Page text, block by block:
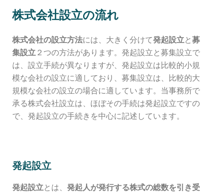
株式会社設立の流れ
株式会社の設立方法には、大きく分けて発起設立と募
集設立 ２つの方法があります。発起設立と募集設立で
は、設立手続が異なりますが、発起設立は比較的小規
模な会社の設立に適しており、募集設立は、比較的大
規模な会社の設立の場合に適しています。当事務所で
承る株式会社設立は、ほぼその手続は発起設立ですの
で、発起設立の手続きを中心に記述しています。
発起設立
発起設立とは、 発起人が発行する株式の総数を引き受